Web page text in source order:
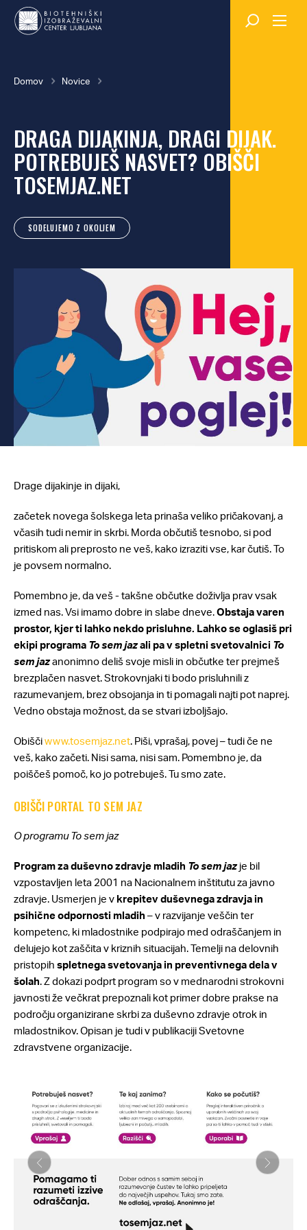
Skok
na
Breadcrumb
Domov Novice
DRAGA DIJAKINJA, DRAGI DIJAK.
POTREBUJEŠ NASVET? OBIŠČI
TOSEMJAZ.NET
SODELUJEMO Z OKOLJEM
Drage dijakinje in dijaki,
začetek novega šolskega leta prinaša veliko pričakovanj, a
včasih tudi nemir in skrbi. Morda občutiš tesnobo, si pod
pritiskom ali preprosto ne veš, kako izraziti vse, kar čutiš. To
je povsem normalno.
Pomembno je, da veš - takšne občutke doživlja prav vsak
izmed nas. Vsi imamo dobre in slabe dneve.Obstaja varen
prostor, kjer ti lahko nekdo prisluhne. Lahko se oglasiš pri
ekipi programa To sem jazali pa v spletni svetovalnici To
sem jazanonimno deliš svoje misli in občutke ter prejmeš
brezplačen nasvet. Strokovnjaki ti bodo prisluhnili z
razumevanjem, brez obsojanja in ti pomagali najti pot naprej.
Vedno obstaja možnost, da se stvari izboljšajo.
Obiščiwww.tosemjaz.net. Piši, vprašaj, povej – tudi če ne
veš, kako začeti. Nisi sama, nisi sam. Pomembno je, da
poiščeš pomoč, ko jo potrebuješ. Tu smo zate.
OBIŠČI PORTAL TO SEM JAZ
O programu To sem jaz
Program za duševno zdravje mladih To sem jazje bil
vzpostavljen leta 2001 na Nacionalnem inštitutu za javno
zdravje. Usmerjen je v krepitev duševnega zdravja in
psihične odpornosti mladih – v razvijanje veščin ter
kompetenc, ki mladostnike podpirajo med odraščanjem in
delujejo kot zaščita v kriznih situacijah. Temelji na delovnih
pristopih spletnega svetovanja in preventivnega dela v
šolah. Z dokazi podprt program so v mednarodni strokovni
javnosti že večkrat prepoznali kot primer dobre prakse na
področju organizirane skrbi za duševno zdravje otrok in
mladostnikov. Opisan je tudi v publikaciji Svetovne
zdravstvene organizacije.